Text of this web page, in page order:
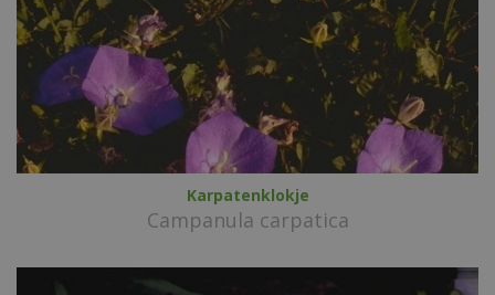
Karpatenklokje
Campanula carpatica